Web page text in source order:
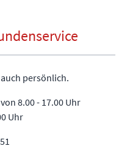
persönlich.
8.00 - 17.00 Uhr
Uhr